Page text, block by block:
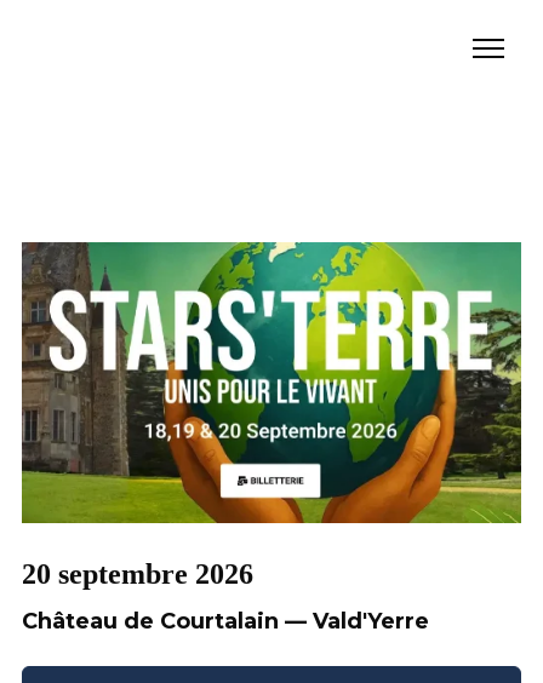
20 septembre 2026
Château de Courtalain — Vald'Yerre